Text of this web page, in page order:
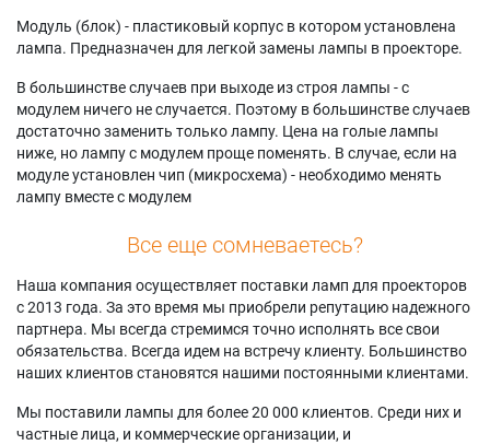
Panasonic PT-
EW730
EW730Z
Panasonic PT-
EW730ZE
Panasonic PT-
EW730ZEJ
Panasonic PT-
Panasonic PT-
EX610UL
Panasonic PT-
EX800T
Panasonic PT-
EX800Z
Panasonic PT-
EX800ZE
EX800ZEJ
EX800ZL
Panasonic PT-
EZ770ZLU
EZ770ZU
Panasonic PT-
SLW65C
Panasonic PT-SLX62
Panasonic PT-
SLZ69C
Модуль (блок) - пластиковый корпус в котором установлена
лампа. Предназначен для легкой замены лампы в проекторе.
В большинстве случаев при выходе из строя лампы - с
модулем ничего не случается. Поэтому в большинстве случаев
достаточно заменить только лампу. Цена на голые лампы
ниже, но лампу с модулем проще поменять. В случае, если на
модуле установлен чип (микросхема) - необходимо менять
лампу вместе с модулем
Все еще сомневаетесь?
Наша компания осуществляет поставки ламп для проекторов
с 2013 года. За это время мы приобрели репутацию надежного
партнера. Мы всегда стремимся точно исполнять все свои
обязательства. Всегда идем на встречу клиенту. Большинство
наших клиентов становятся нашими постоянными клиентами.
Мы поставили лампы для более 20 000 клиентов. Среди них и
частные лица, и коммерческие организации, и